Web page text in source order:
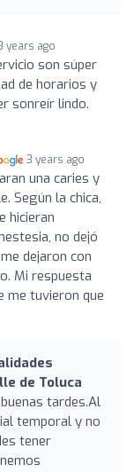
years ago
son súper
de horarios y
sonreír lindo.
3 years ago
una caries y
Según la chica,
hicieran
no dejó
dejaron con
Mi respuesta
me tuvieron que
de Toluca
tardes.Al
temporal y no
tener